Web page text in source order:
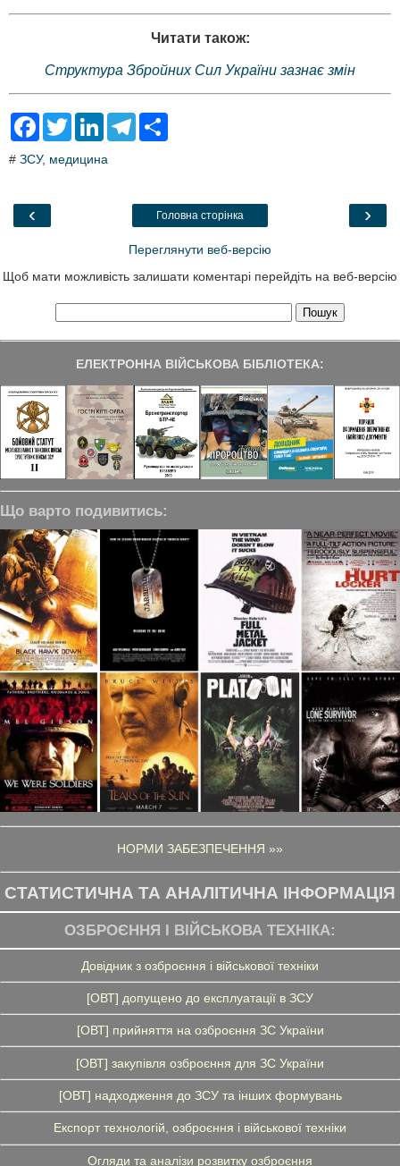
Читати також:
Структура Збройних Сил України зазнає змін
F
e
o
T
t
L
k
T
a
# ЗСУ, медицина
‹ ›
Головна сторінка
Переглянути веб-версію
Щоб мати можливість залишати коментарі перейдіть на веб-версію
ЕЛЕКТРОННА ВІЙСЬКОВА БІБЛІОТЕКА:
Що варто подивитись:
НОРМИ ЗАБЕЗПЕЧЕННЯ »»
СТАТИСТИЧНА ТА АНАЛІТИЧНА ІНФОРМАЦІЯ
ОЗБРОЄННЯ І ВІЙСЬКОВА ТЕХНІКА:
Довідник з озброєння і військової техніки
[ОВТ] допущено до експлуатації в ЗСУ
[ОВТ] прийняття на озброєння ЗС України
[ОВТ] закупівля озброєння для ЗС України
[ОВТ] надходження до ЗСУ та інших формувань
Експорт технологій, озброєння і військової техніки
Огляди та аналізи розвитку озброєння